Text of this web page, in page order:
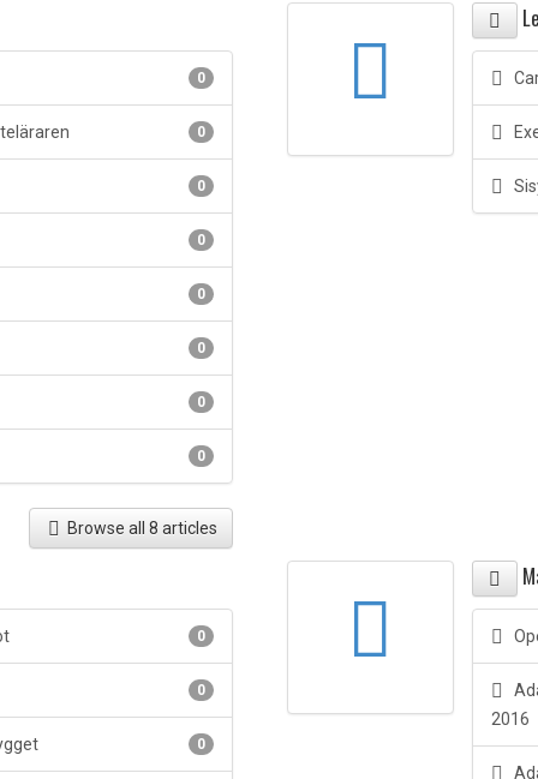
0
0
0
0
0
0
0
0
Browse all 8 articles
0
0
0
2016